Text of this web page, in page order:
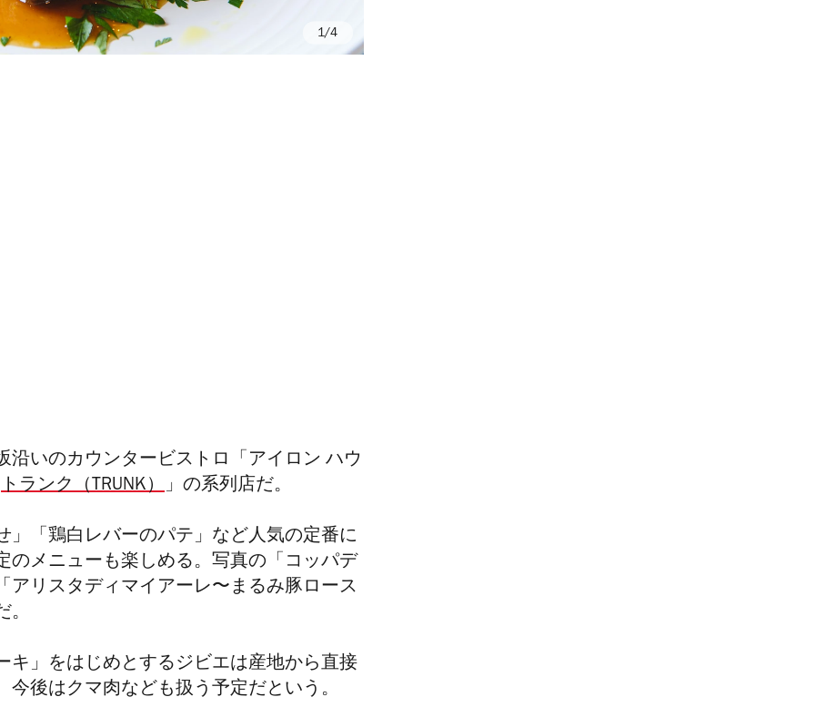
/4
いのカウンタービストロ「アイロン ハウ
トランク（TRUNK）」の系列店だ。
」「鶏白レバーのパテ」など人気の定番に
のメニューも楽しめる。写真の「コッパデ
アリスタディマイアーレ〜まるみ豚ロース
。
キ」をはじめとするジビエは産地から直接
後はクマ肉なども扱う予定だという。